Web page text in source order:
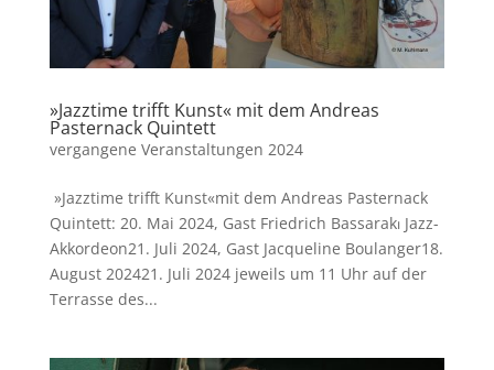
»Jazztime trifft Kunst« mit dem Andreas
Pasternack Quintett
vergangene Veranstaltungen 2024
»Jazztime trifft Kunst«mit dem Andreas Pasternack
Quintett: 20. Mai 2024, Gast Friedrich Bassarak⏐ Jazz-
Akkordeon21. Juli 2024, Gast Jacqueline Boulanger18.
August 202421. Juli 2024 jeweils um 11 Uhr auf der
Terrasse des...